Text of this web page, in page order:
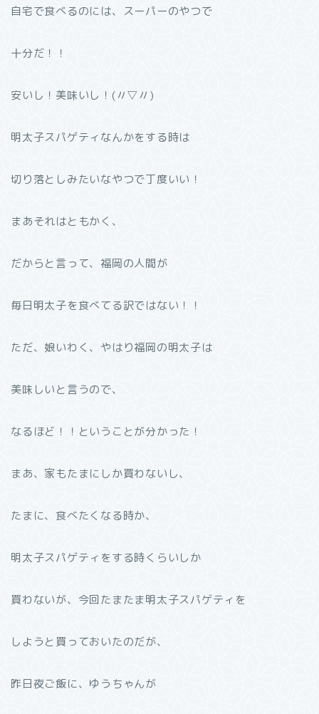
自宅で食べるのには、スーパーのやつで
十分だ！！
安いし！美味いし！(〃▽〃)
明太子スパゲティなんかをする時は
切り落としみたいなやつで丁度いい！
まあそれはともかく、
だからと言って、福岡の人間が
毎日明太子を食べてる訳ではない！！
ただ、娘いわく、やはり福岡の明太子は
美味しいと言うので、
なるほど！！ということが分かった！
まあ、家もたまにしか買わないし、
たまに、食べたくなる時か、
明太子スパゲティをする時くらいしか
買わないが、今回たまたま明太子スパゲティを
しようと買っておいたのだが、
昨日夜ご飯に、ゆうちゃんが